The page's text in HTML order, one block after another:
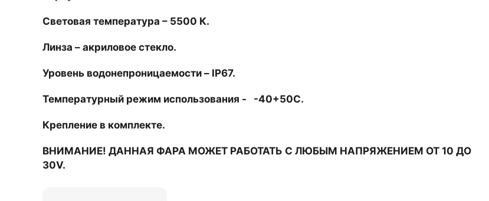
Световая температура – 5500 К.
Линза – акриловое стекло.
Уровень водонепроницаемости – IP67.
Температурный режим использования - -40+50С.
Крепление в комплекте.
ВНИМАНИЕ! ДАННАЯ ФАРА МОЖЕТ РАБОТАТЬ С ЛЮБЫМ НАПРЯЖЕНИЕМ ОТ 10 ДО
30V.